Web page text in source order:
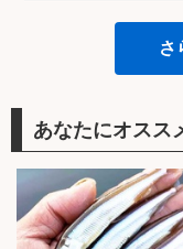
さ
あなたにオスス